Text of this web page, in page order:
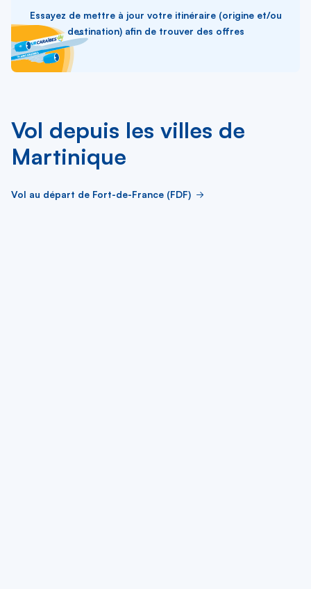
Essayez de mettre à jour votre itinéraire (origine et/ou
destination) afin de trouver des offres
Vol depuis les villes de
Martinique
Vol au départ de Fort-de-France (FDF)